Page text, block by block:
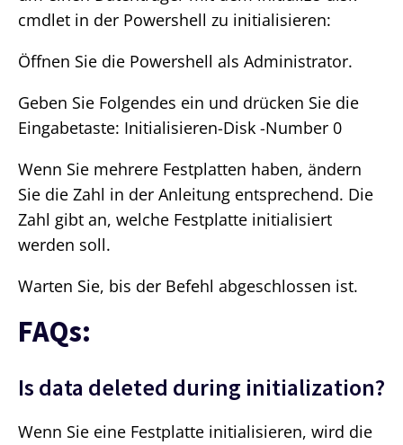
cmdlet in der Powershell zu initialisieren:
Öffnen Sie die Powershell als Administrator.
Geben Sie Folgendes ein und drücken Sie die
Eingabetaste: Initialisieren-Disk -Number 0
Wenn Sie mehrere Festplatten haben, ändern
Sie die Zahl in der Anleitung entsprechend. Die
Zahl gibt an, welche Festplatte initialisiert
werden soll.
Warten Sie, bis der Befehl abgeschlossen ist.
FAQs:
Is data deleted during initialization?
Wenn Sie eine Festplatte initialisieren, wird die